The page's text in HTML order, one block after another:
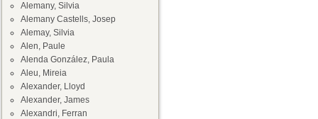
Alemany, Silvia
Alemany Castells, Josep
Alemay, Silvia
Alen, Paule
Alenda González, Paula
Aleu, Mireia
Alexander, Lloyd
Alexander, James
Alexandri, Ferran